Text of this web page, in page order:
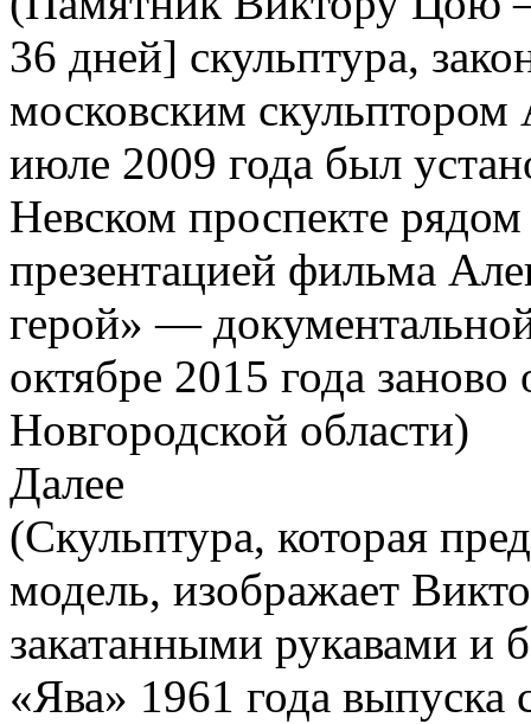
36 дней] скульптура,
московским
июле 2009 года был
Невском проспекте
презентацией фильма
герой» —
октябре 2015 года
Новгородской области)
Далее
(Скульптура, которая
модель, изображает
закатанными рукавами и
«Ява» 1961 года выпуска